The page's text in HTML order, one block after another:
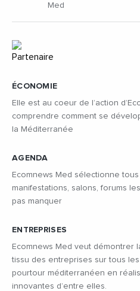
ÉCONOMIE
Elle est au coeur de l’action
comprendre comment se
la Méditerranée
AGENDA
Ecomnews Med sélectionne
manifestations, salons, forums
pas manquer
ENTREPRISES
Ecomnews Med veut démontrer
tissu des entreprises sur tous
pourtour méditerranéen en
innovantes d’entre elles.
Med